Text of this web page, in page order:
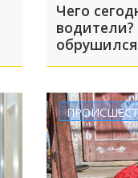
Чего